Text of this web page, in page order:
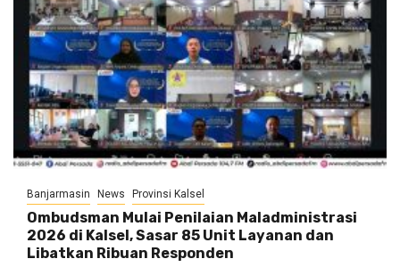
Banjarmasin News Provinsi Kalsel
Ombudsman Mulai Penilaian Maladministrasi
2026 di Kalsel, Sasar 85 Unit Layanan dan
Libatkan Ribuan Responden